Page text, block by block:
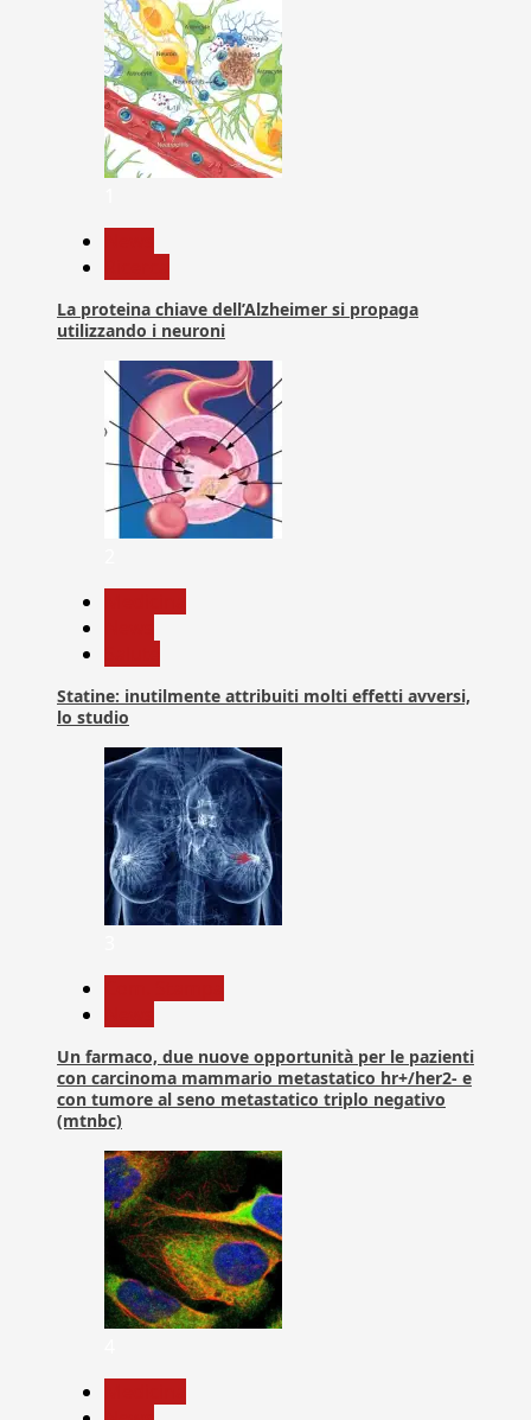
La proteina chiave dell’Alzheimer si propaga
utilizzando i neuroni
Statine: inutilmente attribuiti molti effetti avversi,
lo studio
Un farmaco, due nuove opportunità per le pazienti
con carcinoma mammario metastatico hr+/her2- e
con tumore al seno metastatico triplo negativo
(mtnbc)